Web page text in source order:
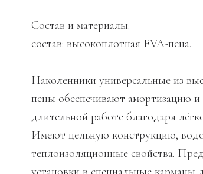
Состав и материалы:
состав: высокоплотная EVA-пена.
Наколенники универсальные из
пены обеспечивают амортизацию
длительной работе благодаря
Имеют цельную конструкцию,
теплоизоляционные свойства.